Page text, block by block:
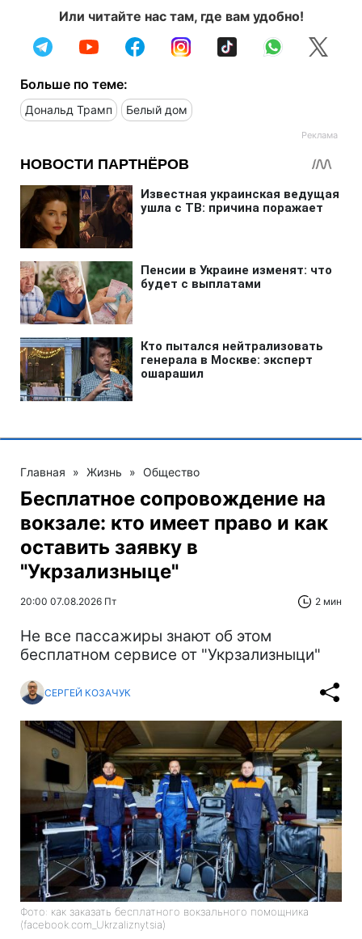
Или читайте нас там, где вам удобно!
Больше по теме:
Дональд Трамп Белый дом
Главная » Жизнь » Общество
Бесплатное сопровождение на
вокзале: кто имеет право и как
оставить заявку в
"Укрзализныце"
20:00 07.08.2026 Пт 2 мин
Не все пассажиры знают об этом
бесплатном сервисе от "Укрзализныци"
СЕРГЕЙ КОЗАЧУК
Фото: как заказать бесплатного вокзального помощника
(facebook.com_Ukrzaliznytsia)